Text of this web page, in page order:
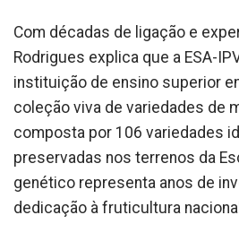
Com décadas de ligação e
Rodrigues explica que a ESA-
instituição de ensino superior
coleção viva de variedades de
composta por 106 variedades
preservadas nos terrenos da
genético representa anos de
dedicação à fruticultura